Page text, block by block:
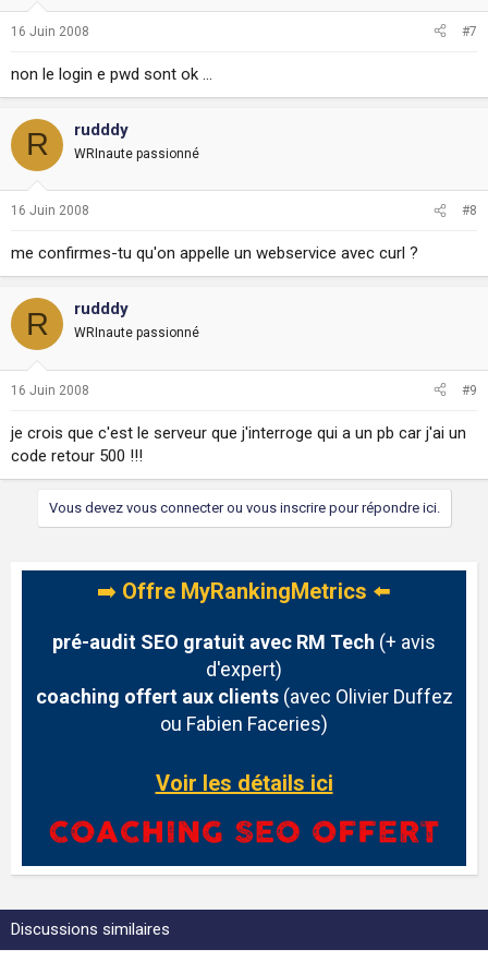
16 Juin 2008 #7
non le login e pwd sont ok ...
R rudddy
WRInaute passionné
16 Juin 2008 #8
me confirmes-tu qu'on appelle un webservice avec curl ?
R rudddy
WRInaute passionné
16 Juin 2008 #9
je crois que c'est le serveur que j'interroge qui a un pb car j'ai un
code retour 500 !!!
Vous devez vous connecter ou vous inscrire pour répondre ici.
➡️ Offre MyRankingMetrics ⬅️
pré-audit SEO gratuit avec RM Tech (+ avis
d'expert)
coaching offert aux clients(avec Olivier Duffez
ou Fabien Faceries)
Voir les détails ici
Discussions similaires